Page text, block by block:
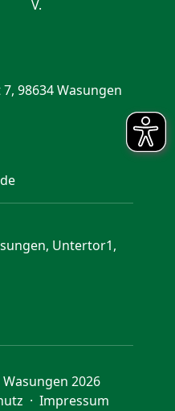
V.
98634 Wasungen
Untertor1,
2026
· Impressum